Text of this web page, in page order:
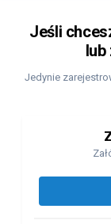
Jeśli
lub
Jedynie